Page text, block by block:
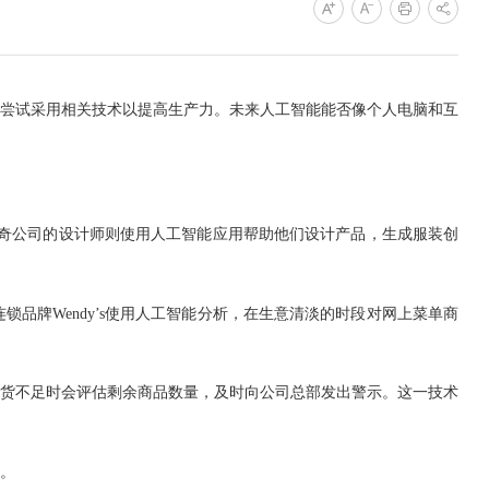
采用相关技术以提高生产力。未来人工智能能否像个人电脑和互
司的设计师则使用人工智能应用帮助他们设计产品，生成服装创
牌Wendy’s使用人工智能分析，在生意清淡的时段对网上菜单商
足时会评估剩余商品数量，及时向公司总部发出警示。这一技术